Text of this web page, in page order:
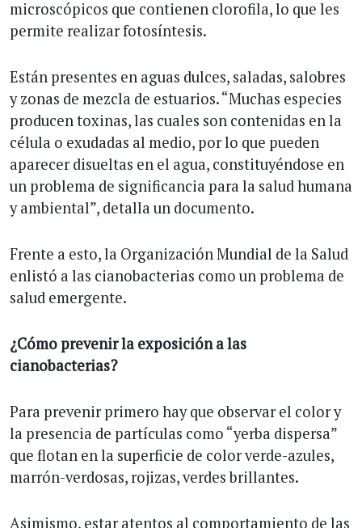
microscópicos que contienen clorofila, lo que les
permite realizar fotosíntesis.
Están presentes en aguas dulces, saladas, salobres
y zonas de mezcla de estuarios. “Muchas especies
producen toxinas, las cuales son contenidas en la
célula o exudadas al medio, por lo que pueden
aparecer disueltas en el agua, constituyéndose en
un problema de significancia para la salud humana
y ambiental”, detalla un documento.
Frente a esto, la Organización Mundial de la Salud
enlistó a las cianobacterias como un problema de
salud emergente.
¿Cómo prevenir la exposición a las
cianobacterias?
Para prevenir primero hay que observar el color y
la presencia de partículas como “yerba dispersa”
que flotan en la superficie de color verde-azules,
marrón-verdosas, rojizas, verdes brillantes.
Asimismo, estar atentos al comportamiento de las